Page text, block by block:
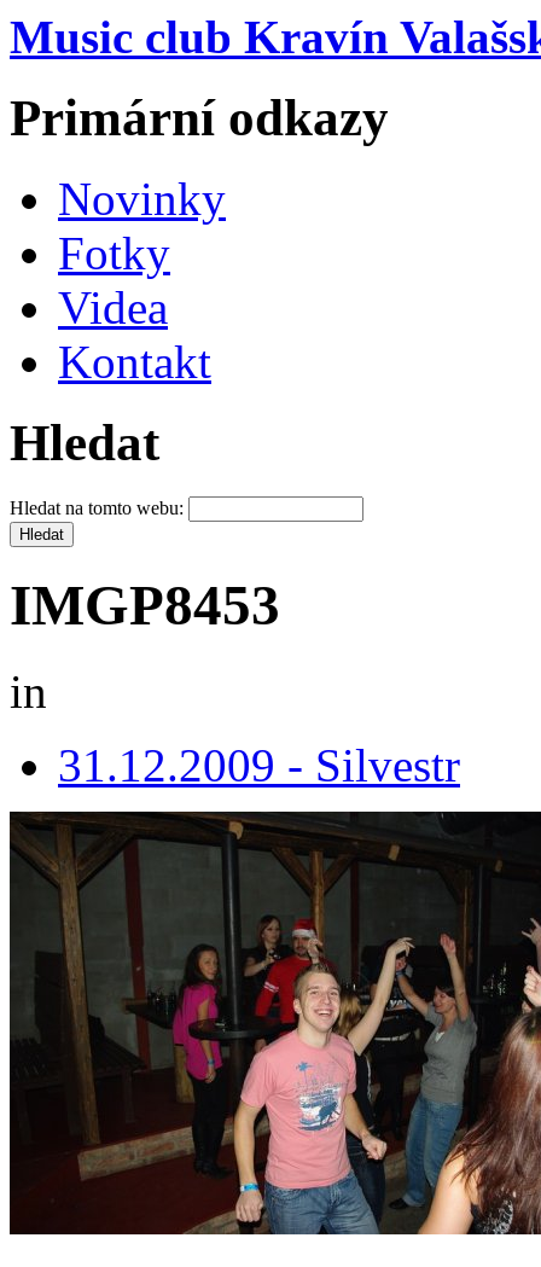
Music club Kravín
Primární odkazy
Novinky
Fotky
Videa
Kontakt
Hledat
Hledat na tomto webu:
IMGP8453
in
31.12.2009 - Silvestr